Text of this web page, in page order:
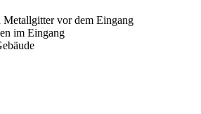
Metallgitter vor dem Eingang
im Eingang